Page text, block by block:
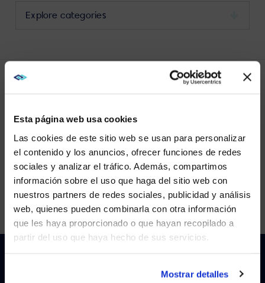
Esta página web usa cookies
Las cookies de este sitio web se usan para personalizar
el contenido y los anuncios, ofrecer funciones de redes
sociales y analizar el tráfico. Además, compartimos
información sobre el uso que haga del sitio web con
nuestros partners de redes sociales, publicidad y análisis
web, quienes pueden combinarla con otra información
que les haya proporcionado o que hayan recopilado a
partir del uso que haya hecho de sus servicios.
Mostrar detalles
category
view
No results found.
WE NOTICED YOU'RE IN USA.
instead?
YES, TAKE ME THERE
NO, STAY ON THIS SITE